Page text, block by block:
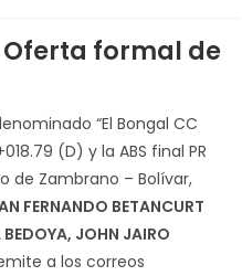
Oferta formal de
“El Bongal CC
(D) y la ABS final PR
de Zambrano – Bolívar,
FERNANDO BETANCURT
JOHN JAIRO
a los correos